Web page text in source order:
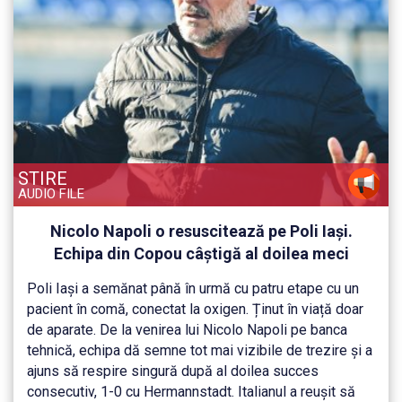
STIRE
AUDIO FILE
Nicolo Napoli o resuscitează pe Poli Iași.
Echipa din Copou câștigă al doilea meci
șanse reale la salvare
Poli Iași a semănat până în urmă cu patru etape cu un
pacient în comă, conectat la oxigen. Ținut în viață doar
de aparate. De la venirea lui Nicolo Napoli pe banca
tehnică, echipa dă semne tot mai vizibile de trezire și a
ajuns să respire singură după al doilea succes
consecutiv, 1-0 cu Hermannstadt. Italianul a reușit să